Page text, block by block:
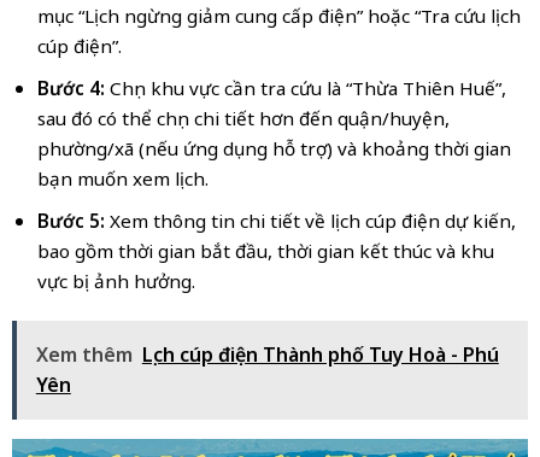
mục “Lịch ngừng giảm cung cấp điện” hoặc “Tra cứu lịch
cúp điện”.
Bước 4: Chọn khu vực cần tra cứu là “Thừa Thiên Huế”,
sau đó có thể chọn chi tiết hơn đến quận/huyện,
phường/xã (nếu ứng dụng hỗ trợ) và khoảng thời gian
bạn muốn xem lịch.
Bước 5: Xem thông tin chi tiết về lịch cúp điện dự kiến,
bao gồm thời gian bắt đầu, thời gian kết thúc và khu
vực bị ảnh hưởng.
Xem thêm Lịch cúp điện Thành phố Tuy Hoà - Phú
Yên